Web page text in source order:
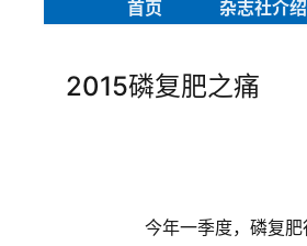
首页 杂志社介绍
2015磷复肥之痛